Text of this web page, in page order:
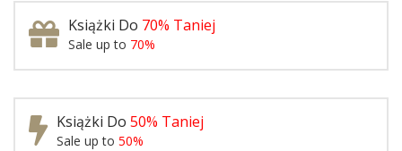
Książki Do 70% Taniej
Sale up to 70%
Książki Do 50% Taniej
Sale up to 50%